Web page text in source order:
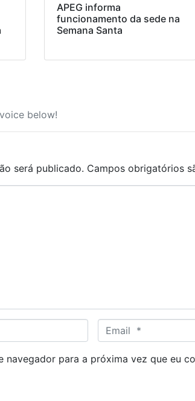
APEG informa
funcionamento da sede na
Semana Santa
below!
será publicado. Campos obrigatórios
m
a
navegador para a próxima vez que eu